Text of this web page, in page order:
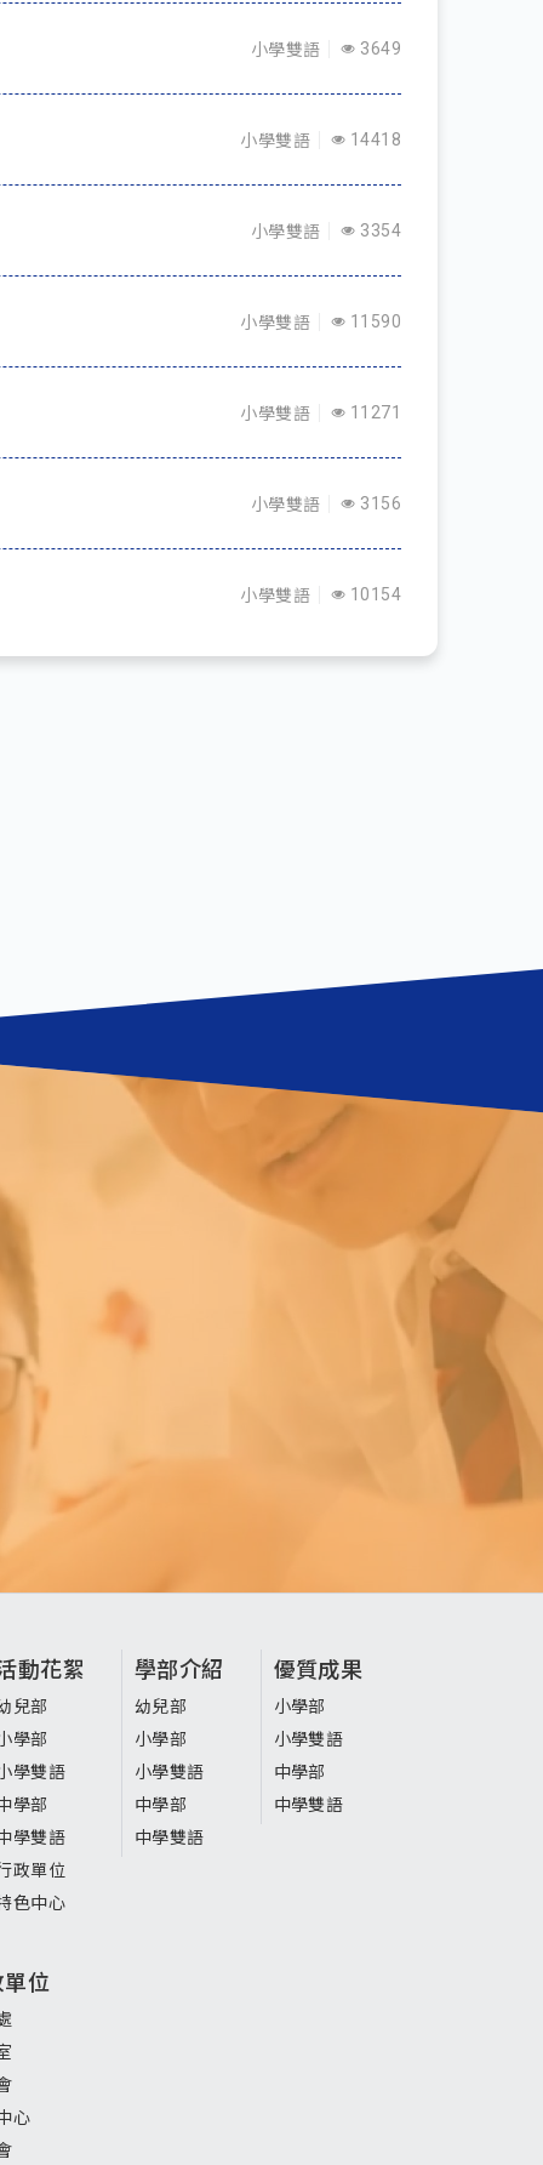
小學雙語 3649
小學雙語 14418
小學雙語 3354
小學雙語 11590
小學雙語 11271
小學雙語 3156
小學雙語 10154
動花絮
兒部
學部
學雙語
學部
學雙語
政單位
色中心
學部介紹
幼兒部
小學部
小學雙語
中學部
中學雙語
優質成果
小學部
小學雙語
中學部
中學雙語
位
心